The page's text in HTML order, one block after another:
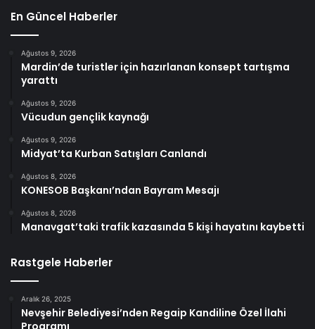
En Güncel Haberler
Ağustos 9, 2026
Mardin’de turistler için hazırlanan konsept tartışma
yarattı
Ağustos 9, 2026
Vücudun gençlik kaynağı
Ağustos 9, 2026
Midyat’ta Kurban Satışları Canlandı
Ağustos 8, 2026
KONESOB Başkanı’ndan Bayram Mesajı
Ağustos 8, 2026
Manavgat’taki trafik kazasında 5 kişi hayatını kaybetti
Rastgele Haberler
Aralık 26, 2025
Nevşehir Belediyesi’nden Regaip Kandiline Özel İlahi